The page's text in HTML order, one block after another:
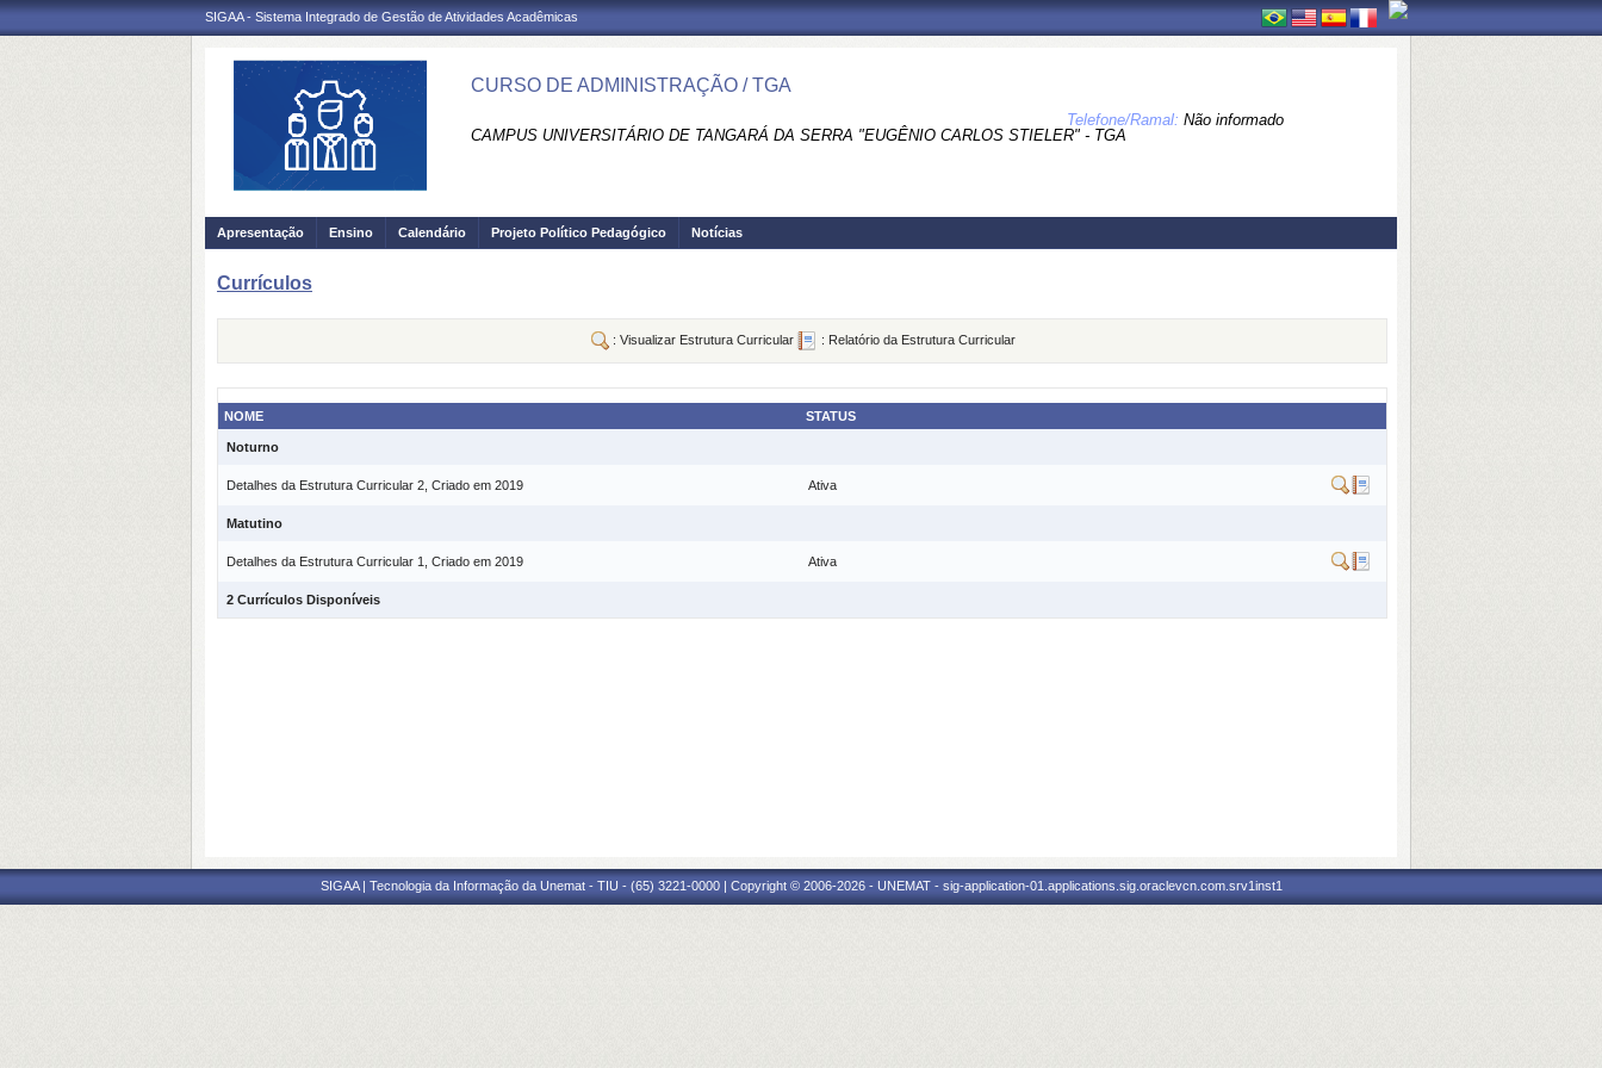
SIGAA - Sistema Integrado de Gestão de Atividades Acadêmicas
CURSO DE ADMINISTRAÇÃO / TGA
CAMPUS UNIVERSITÁRIO DE TANGARÁ DA SERRA "EUGÊNIO CARLOS STIELER" - TGA
Telefone/Ramal: Não informado
Apresentação Ensino Calendário Projeto Político Pedagógico Notícias
Currículos
: Visualizar Estrutura Curricular : Relatório da Estrutura Curricular
NOME STATUS
Noturno
Detalhes da Estrutura Curricular 2, Criado em 2019 Ativa
Matutino
Detalhes da Estrutura Curricular 1, Criado em 2019 Ativa
2 Currículos Disponíveis
SIGAA | Tecnologia da Informação da Unemat - TIU - (65) 3221-0000 | Copyright © 2006-2026 - UNEMAT - sig-application-01.applications.sig.oraclevcn.com.srv1inst1